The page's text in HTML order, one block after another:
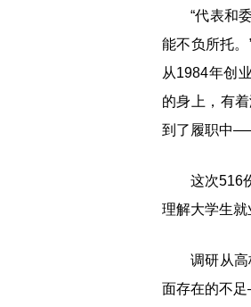
“代表和
能不负所托
从1984年创
的身上，有
到了履职中
这次516
理解大学生就
调研从
面存在的不